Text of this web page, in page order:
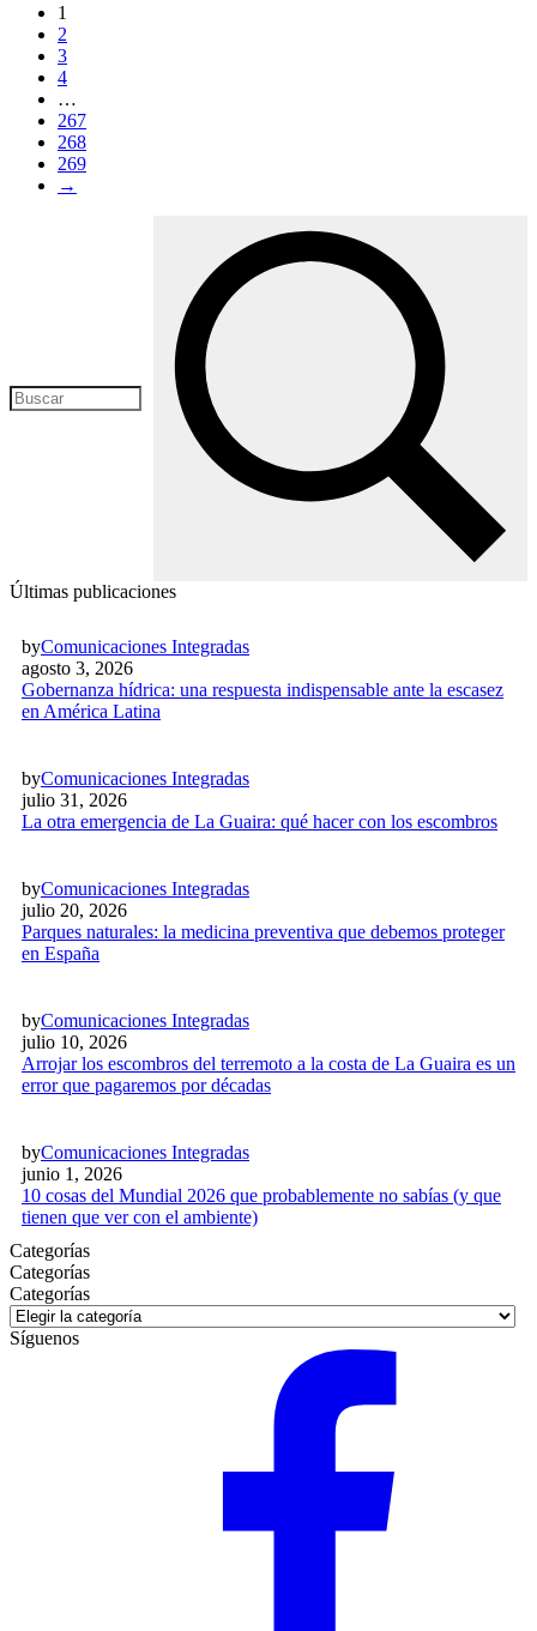
1
2
3
4
…
267
268
269
→
Últimas publicaciones
byComunicaciones Integradas
agosto 3, 2026
Gobernanza hídrica: una respuesta indispensable ante la escasez
en América Latina
byComunicaciones Integradas
julio 31, 2026
La otra emergencia de La Guaira: qué hacer con los escombros
byComunicaciones Integradas
julio 20, 2026
Parques naturales: la medicina preventiva que debemos proteger
en España
byComunicaciones Integradas
julio 10, 2026
Arrojar los escombros del terremoto a la costa de La Guaira es un
error que pagaremos por décadas
byComunicaciones Integradas
junio 1, 2026
10 cosas del Mundial 2026 que probablemente no sabías (y que
tienen que ver con el ambiente)
Categorías
Categorías
Categorías
Síguenos